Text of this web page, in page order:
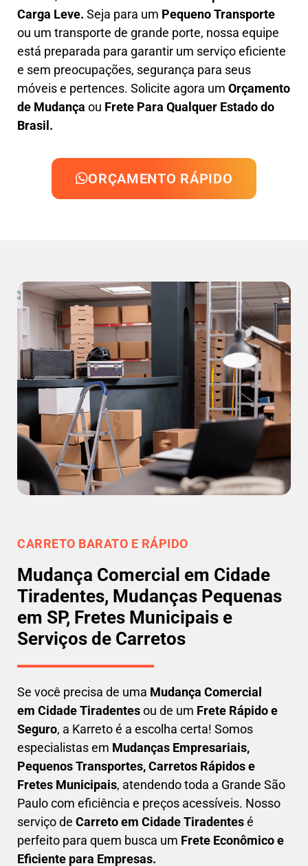
Carga Leve. Seja para um Pequeno Transporte
ou um transporte de grande porte, nossa equipe
está preparada para garantir um serviço eficiente
e sem preocupações, segurança para seus
móveis e pertences. Solicite agora um Orçamento
de Mudança ou Frete Para Qualquer Estado do
Brasil.
ORÇAMENTO RÁPIDO
CARRETO BARATO E RÁPIDO
Mudança Comercial em Cidade
Tiradentes, Mudanças Pequenas
em SP, Fretes Municipais e
Serviços de Carretos
Se você precisa de uma Mudança Comercial
em Cidade Tiradentesou de um Frete Rápido e
Seguro, a Karreto é a escolha certa! Somos
especialistas em Mudanças Empresariais,
Pequenos Transportes, Carretos Rápidos e
Fretes Municipais, atendendo toda a Grande São
Paulo com eficiência e preços acessíveis. Nosso
serviço de Carreto em Cidade Tiradentesé
perfeito para quem busca um Frete Econômico e
Eficiente para Empresas.